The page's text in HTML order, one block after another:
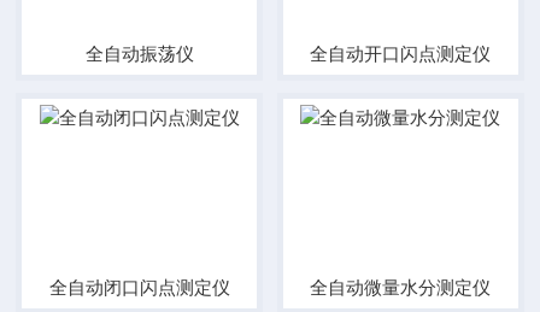
全自动振荡仪 全自动开口闪点测定仪
全自动闭口闪点测定仪 全自动微量水分测定仪